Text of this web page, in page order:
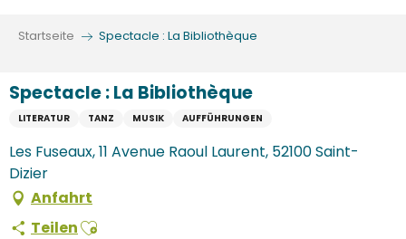
Startseite Spectacle : La Bibliothèque
Spectacle : La Bibliothèque
LITERATUR TANZ MUSIK AUFFÜHRUNGEN
Les Fuseaux, 11 Avenue Raoul Laurent, 52100 Saint-
Dizier
Anfahrt
TeilenAjouter aux favoris